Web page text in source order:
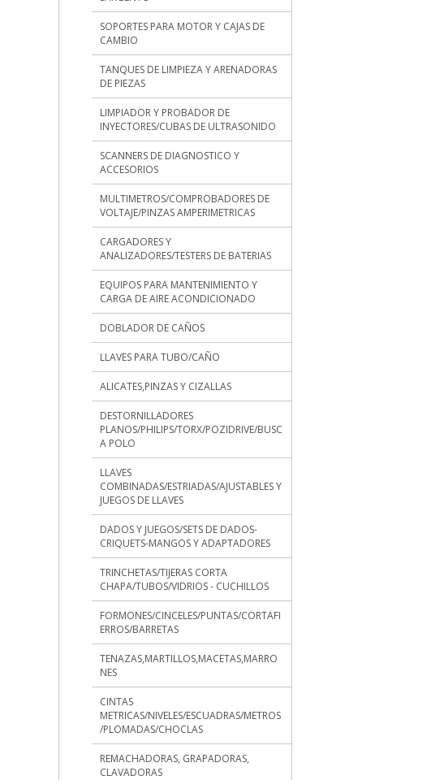
SOPORTES PARA MOTOR Y CAJAS DE
CAMBIO
TANQUES DE LIMPIEZA Y ARENADORAS
DE PIEZAS
LIMPIADOR Y PROBADOR DE
INYECTORES/CUBAS DE ULTRASONIDO
SCANNERS DE DIAGNOSTICO Y
ACCESORIOS
MULTIMETROS/COMPROBADORES DE
VOLTAJE/PINZAS AMPERIMETRICAS
CARGADORES Y
ANALIZADORES/TESTERS DE BATERIAS
EQUIPOS PARA MANTENIMIENTO Y
CARGA DE AIRE ACONDICIONADO
DOBLADOR DE CAÑOS
LLAVES PARA TUBO/CAÑO
ALICATES,PINZAS Y CIZALLAS
DESTORNILLADORES
PLANOS/PHILIPS/TORX/POZIDRIVE/BUSC
A POLO
LLAVES
COMBINADAS/ESTRIADAS/AJUSTABLES Y
JUEGOS DE LLAVES
DADOS Y JUEGOS/SETS DE DADOS-
CRIQUETS-MANGOS Y ADAPTADORES
TRINCHETAS/TIJERAS CORTA
CHAPA/TUBOS/VIDRIOS - CUCHILLOS
FORMONES/CINCELES/PUNTAS/CORTAFI
ERROS/BARRETAS
TENAZAS,MARTILLOS,MACETAS,MARRO
NES
CINTAS
METRICAS/NIVELES/ESCUADRAS/METROS
/PLOMADAS/CHOCLAS
REMACHADORAS, GRAPADORAS,
CLAVADORAS